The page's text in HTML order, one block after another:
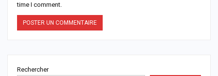
time I comment.
Rechercher